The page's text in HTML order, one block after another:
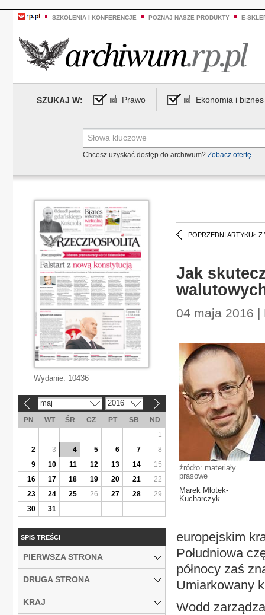
SZKOLENIA I KONFERENCJE POZNAJ NASZE PRODUKTY E-
SZUKAJ W: Prawo Ekonomia i biznes
Chcesz uzyskać dostęp do archiwum? Zobacz ofertę
POPRZEDNI ARTYKUŁ Z
Jak
04 maja 2016 |
źródło: materiały
prasowe
Marek Młotek-
Kucharczyk
europejskim
Południowa
północy zaś
Umiarkowany
Wodd
Wydanie: 10436
maj 2016
PN WT ŚR CZ PT SB
ND
1
2
3 4 5 6 7
8
9
10 11 12 13 14
15
16
17 18 19 20 21
22
23
24 25 26 27 28
29
30
31
SPIS TREŚCI
PIERWSZA STRONA
DRUGA STRONA
KRAJ